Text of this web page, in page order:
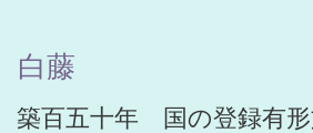
白藤
築百五十年 国の登録有